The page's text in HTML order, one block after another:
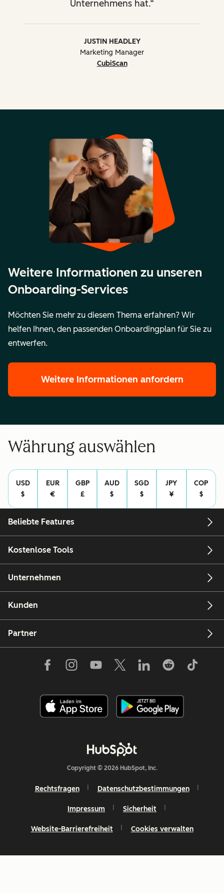
Überprüfung des technischen
Fortgeschrittene Ansätze
für die Nutzung der
Beratung bei der
Implementierung und
Verwendung von nativen
Drittanbieterintegrationen
Zusammenführung von
neues Portal
2
Unternehmensbereichen in
ein einziges Portal
2
Unternehmensbereiche
Mehr als
2
Wichtige Details
Durchführung:
Remote
Rechtliche
Meetings:
Unternehmens hat.
JUSTIN HEADLEY
Marketing Manager
CubiScan
Weitere Informationen zu unseren
Onboarding-Services
Möchten Sie mehr zu diesem Thema erfahren? Wir
helfen Ihnen, den passenden Onboardingplan für Sie zu
entwerfen.
Weitere Informationen anfordern
Währung auswählen
USD
$
EUR
€
GBP
£
AUD
$
SGD
$
JPY
¥
COP
$
Beliebte Features
Kostenlose Tools
Unternehmen
Kunden
Partner
Copyright © 2026 HubSpot, Inc.
Rechtsfragen Datenschutzbestimmungen
Impressum Sicherheit
Website-Barrierefreiheit Cookies verwalten